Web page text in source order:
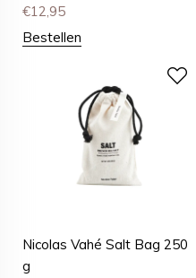
€12,95
Bestellen
Nicolas Vahé Salt Bag 250
g